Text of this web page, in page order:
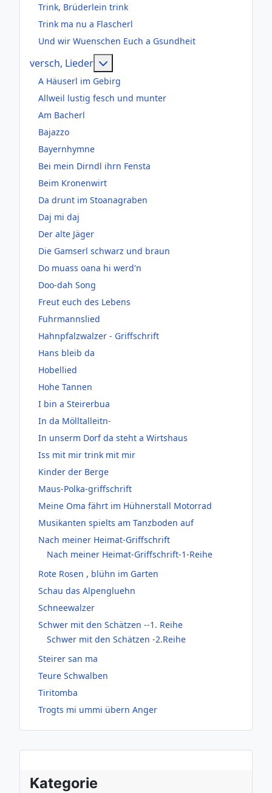
Kategorie
Trink, Brüderlein trink
Trink ma nu a Flascherl
Und wir Wuenschen Euch a Gsundheit
versch, Lieder
A Häuserl im Gebirg
Allweil lustig fesch und munter
Am Bacherl
Bajazzo
Bayernhymne
Bei mein Dirndl ihrn Fensta
Beim Kronenwirt
Da drunt im Stoanagraben
Daj mi daj
Der alte Jäger
Die Gamserl schwarz und braun
Do muass oana hi werd'n
Doo-dah Song
Freut euch des Lebens
Fuhrmannslied
Hahnpfalzwalzer - Griffschrift
Hans bleib da
Hobellied
Hohe Tannen
I bin a Steirerbua
In da Mölltalleitn-
In unserm Dorf da steht a Wirtshaus
Iss mit mir trink mit mir
Kinder der Berge
Maus-Polka-griffschrift
Meine Oma fährt im Hühnerstall Motorrad
Musikanten spielts am Tanzboden auf
Nach meiner Heimat-Griffschrift
Nach meiner Heimat-Griffschrift-1-Reihe
Rote Rosen , blühn im Garten
Schau das Alpengluehn
Schneewalzer
Schwer mit den Schätzen --1. Reihe
Schwer mit den Schätzen -2.Reihe
Steirer san ma
Teure Schwalben
Tiritomba
Trogts mi ummi übern Anger